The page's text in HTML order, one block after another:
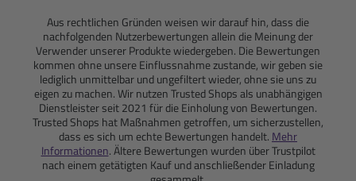
Aus rechtlichen Gründen weisen wir darauf hin, dass die
nachfolgenden Nutzerbewertungen allein die Meinung der
Verwender unserer Produkte wiedergeben. Die Bewertungen
kommen ohne unsere Einflussnahme zustande, wir geben sie
lediglich unmittelbar und ungefiltert wieder, ohne sie uns zu
eigen zu machen. Wir nutzen Trusted Shops als unabhängigen
Dienstleister seit 2021 für die Einholung von Bewertungen.
Trusted Shops hat Maßnahmen getroffen, um sicherzustellen,
dass es sich um echte Bewertungen handelt. Mehr
Informationen. Ältere Bewertungen wurden über Trustpilot
nach einem getätigten Kauf und anschließender Einladung